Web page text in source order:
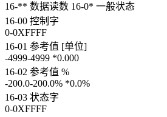
16-** 数据读数 16-0* 一般状态
16-00 控制字
0-0XFFFF
16-01 参考值 [单位]
-4999-4999 *0.000
16-02 参考值 %
-200.0-200.0% *0.0%
16-03 状态字
0-0XFFFF